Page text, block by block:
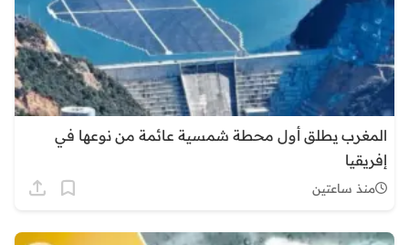
المغرب يطلق أول محطة شمسية عائمة من نوعها في
إفريقيا
منذ ساعتين